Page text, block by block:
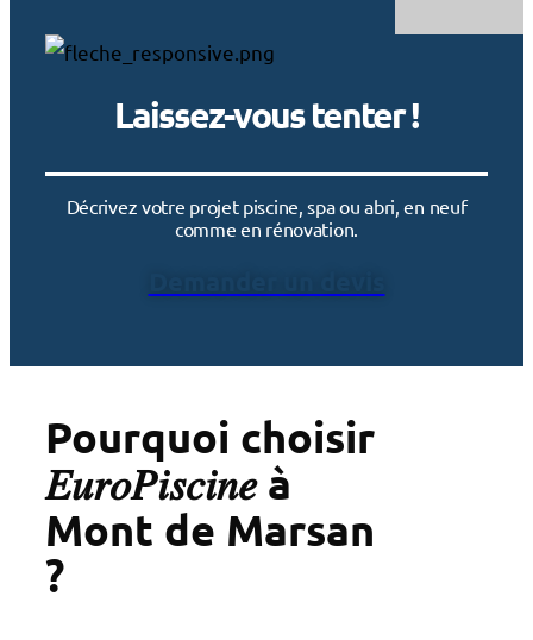
Laissez-vous tenter !
Décrivez votre projet piscine, spa ou abri, en neuf
comme en rénovation.
Pourquoi choisir
𝐸𝑢𝑟𝑜𝑃𝑖𝑠𝑐𝑖𝑛𝑒 à
Mont de Marsan
?